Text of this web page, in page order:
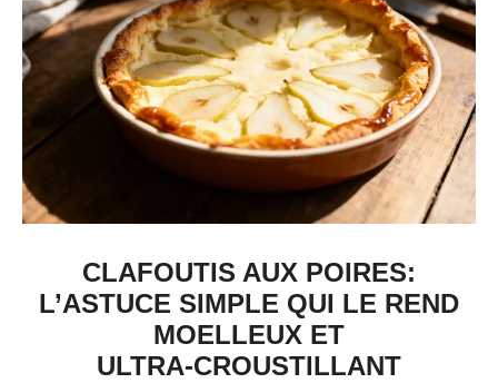
CLAFOUTIS AUX POIRES:
L’ASTUCE SIMPLE QUI LE REND
MOELLEUX ET
ULTRA‑CROUSTILLANT